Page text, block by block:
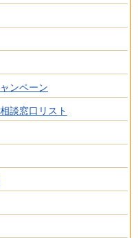
ンペーン
談窓口リスト